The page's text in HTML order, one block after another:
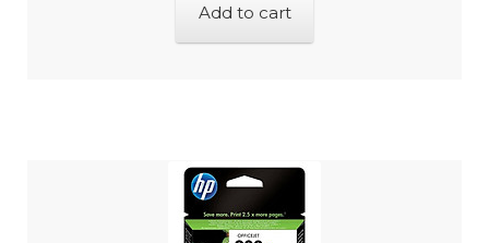
Add to cart